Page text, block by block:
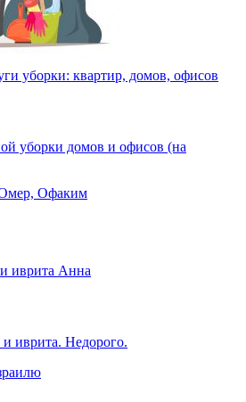
уборки: квартир, домов, офисов
уборки домов и офисов (на
Офаким
иврита Анна
иврита. Недорого.